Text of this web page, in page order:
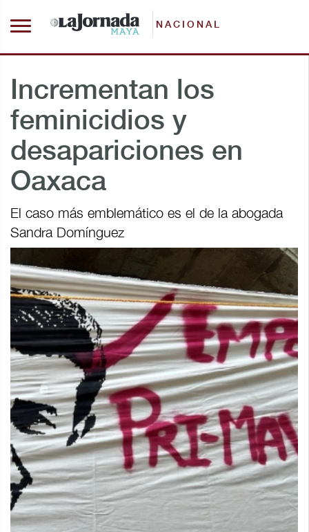
NACIONAL
Incrementan los
feminicidios y
desapariciones en
Oaxaca
El caso más emblemático es el de la abogada
Sandra Domínguez